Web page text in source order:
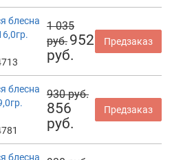
блесна
1 035
руб. 952
руб.
Предзаказ
блесна
930 руб.
856
руб.
Предзаказ
блесна